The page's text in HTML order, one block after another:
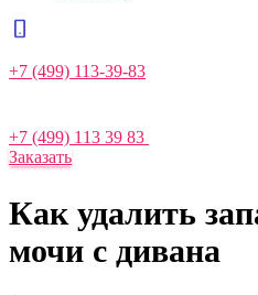
+7 (499) 113-39-83
+7 (499) 113 39 83
Заказать
Как удалить
мочи с дивана